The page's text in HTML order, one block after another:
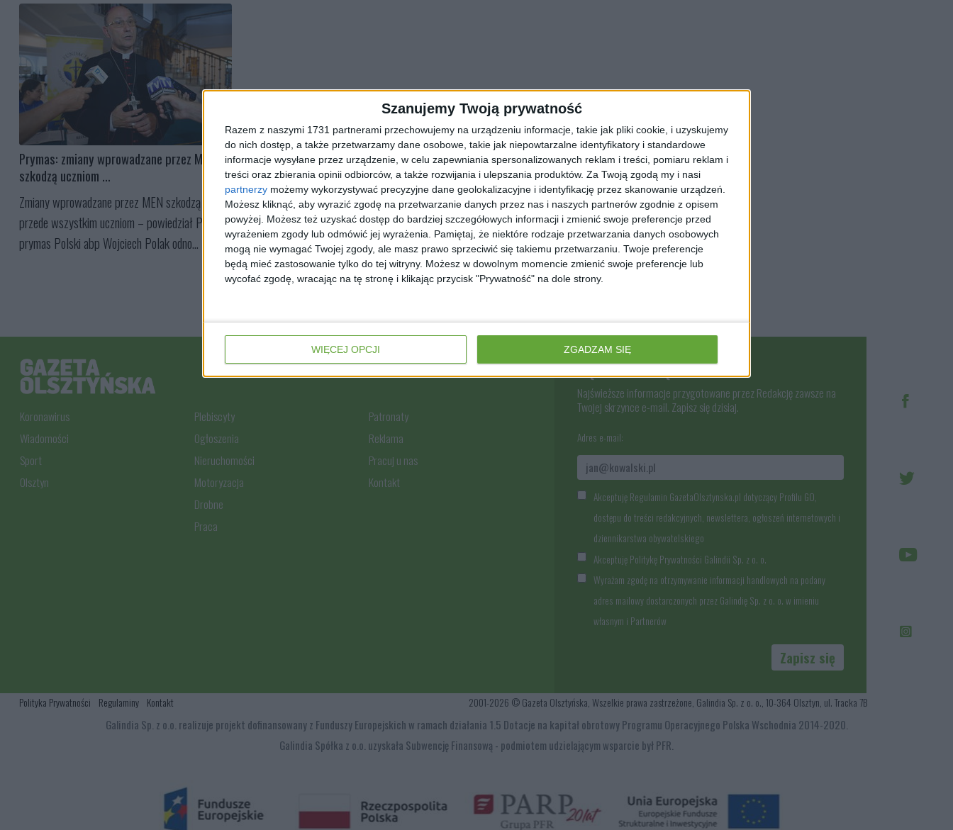
Szanujemy Twoją prywatność
Razem z naszymi 1731 partnerami przechowujemy na urządzeniu informacje, takie jak pliki cookie, i uzyskujemy
do nich dostęp, a także przetwarzamy dane osobowe, takie jak niepowtarzalne identyfikatory i standardowe
informacje wysyłane przez urządzenie, w celu zapewniania spersonalizowanych reklam i treści, pomiaru reklam i
treści oraz zbierania opinii odbiorców, a także rozwijania i ulepszania produktów. Za Twoją zgodą my i nasi
partnerzy możemy wykorzystywać precyzyjne dane geolokalizacyjne i identyfikację przez skanowanie urządzeń.
Możesz kliknąć, aby wyrazić zgodę na przetwarzanie danych przez nas i naszych partnerów zgodnie z opisem
powyżej. Możesz też uzyskać dostęp do bardziej szczegółowych informacji i zmienić swoje preferencje przed
wyrażeniem zgody lub odmówić jej wyrażenia.
Pamiętaj, że niektóre rodzaje przetwarzania danych osobowych
mogą nie wymagać Twojej zgody, ale masz prawo sprzeciwić się takiemu przetwarzaniu. Twoje preferencje
będą mieć zastosowanie tylko do tej witryny. Możesz w dowolnym momencie zmienić swoje preferencje lub
wycofać zgodę, wracając na tę stronę i klikając przycisk "Prywatność" na dole strony.
WIĘCEJ OPCJI ZGADZAM SIĘ
Prymas: zmiany wprowadzane przez MEN
szkodzą uczniom ...
Zmiany wprowadzane przez MEN szkodzą
przede wszystkim uczniom – powiedział PAP
prymas Polski abp Wojciech Polak odno...
Koronawirus
Wiadomości
Sport
Olsztyn
Plebiscyty
Ogłoszenia
Nieruchomości
Motoryzacja
Drobne
Praca
Patronaty
Reklama
Pracuj u nas
Kontakt
Bądź na bieżąco!
Najświeższe informacje przygotowane przez Redakcję zawsze na
Twojej skrzynce e-mail. Zapisz się dzisiaj.
Adres e-mail:
Akceptuję Regulamin GazetaOlsztynska.pl dotyczący Profilu GO,
dostępu do treści redakcyjnych, newslettera, ogłoszeń internetowych i
dziennikarstwa obywatelskiego
Akceptuję Politykę Prywatności Galindii Sp. z o. o.
Wyrażam zgodę na otrzymywanie informacji handlowych na podany
adres mailowy dostarczonych przez Galindię Sp. z o. o. w imieniu
własnym i Partnerów
Zapisz się
Polityka Prywatności Regulaminy Kontakt 2001-2026 © Gazeta Olsztyńska, Wszelkie prawa zastrzeżone, Galindia Sp. z o. o., 10-364 Olsztyn, ul. Tracka 7B
Galindia Sp. z o.o. realizuje projekt dofinansowany z Funduszy Europejskich w ramach działania 1.5 Dotacje na kapitał obrotowy Programu Operacyjnego Polska Wschodnia 2014-2020.
Galindia Spółka z o.o. uzyskała Subwencję Finansową - podmiotem udzielającym wsparcie był PFR.